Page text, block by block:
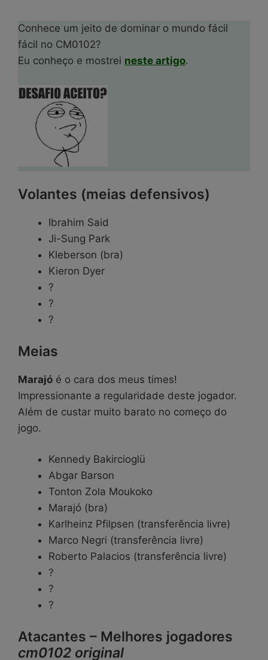
Conhece um jeito de dominar o mundo fácil
fácil no CM0102?
Eu conheço e mostrei neste artigo.
Volantes (meias defensivos)
Ibrahim Said
Ji-Sung Park
Kleberson (bra)
Kieron Dyer
?
?
?
Meias
Marajó é o cara dos meus times!
Impressionante a regularidade deste jogador.
Além de custar muito barato no começo do
jogo.
Kennedy Bakircioglü
Abgar Barson
Tonton Zola Moukoko
Marajó (bra)
Karlheinz Pfilpsen (transferência livre)
Marco Negri (transferência livre)
Roberto Palacios (transferência livre)
?
?
?
Atacantes – Melhores jogadores
cm0102 original